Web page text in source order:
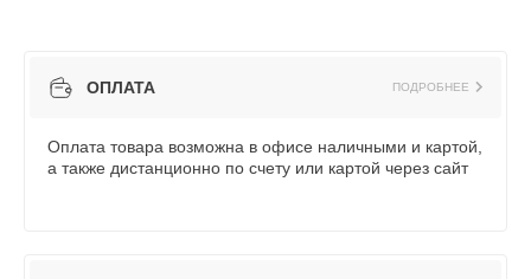
ОПЛАТА ПОДРОБНЕЕ
Оплата товара возможна в офисе наличными и картой,
а также дистанционно по счету или картой через сайт